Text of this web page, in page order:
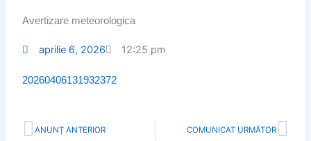
Avertizare meteorologica
aprilie 6, 2026 12:25 pm
20260406131932372
Prev
ANUNȚ ANTERIOR COMUNICAT URMĂTOR